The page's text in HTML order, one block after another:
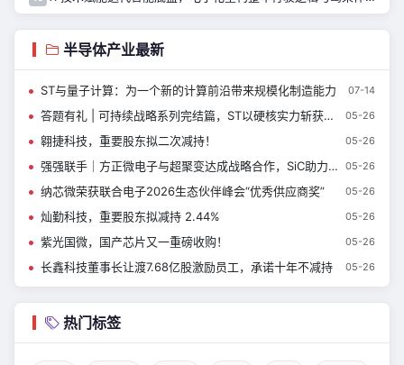
半导体产业最新
ST与量子计算：为一个新的计算前沿带来规模化制造能力 07-14
答题有礼 | 可持续战略系列完结篇，ST以硬核实力斩获多项权威评级 05-26
翱捷科技，重要股东拟二次减持！ 05-26
强强联手｜方正微电子与超聚变达成战略合作，SiC助力AI智算新基建 05-26
纳芯微荣获联合电子2026生态伙伴峰会“优秀供应商奖” 05-26
灿勤科技，重要股东拟减持 2.44% 05-26
紫光国微，国产芯片又一重磅收购！ 05-26
长鑫科技董事长让渡7.68亿股激励员工，承诺十年不减持 05-26
热门标签